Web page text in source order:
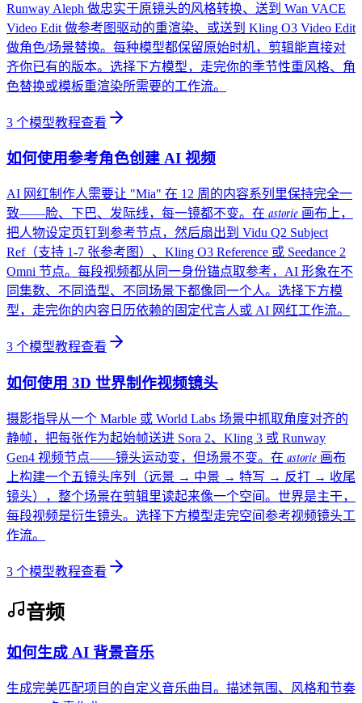
Runway Aleph 做忠实于原镜头的风格转换、送到 Wan VACE
Video Edit 做参考图驱动的重渲染、或送到 Kling O3 Video Edit
做角色/场景替换。每种模型都保留原始时机，剪辑能直接对
齐你已有的版本。选择下方模型，走完你的季节性重风格、角
色替换或模板重渲染所需要的工作流。
3 个模型教程查看
如何使用参考角色创建 AI 视频
AI 网红制作人需要让 "Mia" 在 12 周的内容系列里保持完全一
致——脸、下巴、发际线，每一镜都不变。在 astorie 画布上，
把人物设定页钉到参考节点，然后扇出到 Vidu Q2 Subject
Ref（支持 1-7 张参考图）、Kling O3 Reference 或 Seedance 2
Omni 节点。每段视频都从同一身份锚点取参考，AI 形象在不
同集数、不同造型、不同场景下都像同一个人。选择下方模
型，走完你的内容日历依赖的固定代言人或 AI 网红工作流。
3 个模型教程查看
如何使用 3D 世界制作视频镜头
摄影指导从一个 Marble 或 World Labs 场景中抓取角度对齐的
静帧，把每张作为起始帧送进 Sora 2、Kling 3 或 Runway
Gen4 视频节点——镜头运动变，但场景不变。在 astorie 画布
上构建一个五镜头序列（远景 → 中景 → 特写 → 反打 → 收尾
镜头），整个场景在剪辑里读起来像一个空间。世界是主干，
每段视频是衍生镜头。选择下方模型走完空间参考视频镜头工
作流。
3 个模型教程查看
音频
如何生成 AI 背景音乐
生成完美匹配项目的自定义音乐曲目。描述氛围、风格和节奏